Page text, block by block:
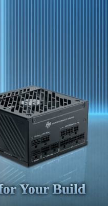
Your Build
Your Build